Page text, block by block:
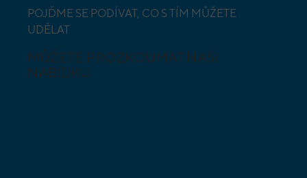
POJĎME SE PODÍVAT, CO S TÍM MŮŽETE
UDĚLAT
MŮŽETE PROZKOUMAT NAŠI
NABÍDKU